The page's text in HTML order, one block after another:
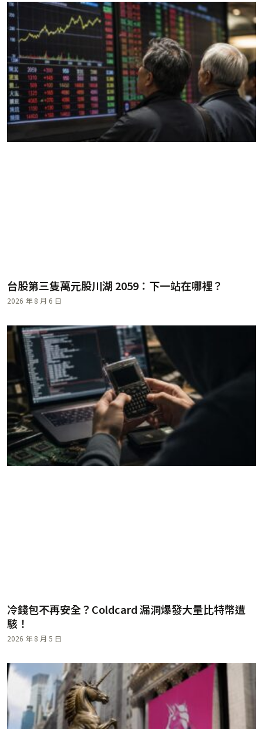
台股第三隻萬元股川湖 2059：下一站在哪裡？
2026 年 8 月 6 日
冷錢包不再安全？Coldcard 漏洞爆發大量比特幣遭
駭！
2026 年 8 月 5 日